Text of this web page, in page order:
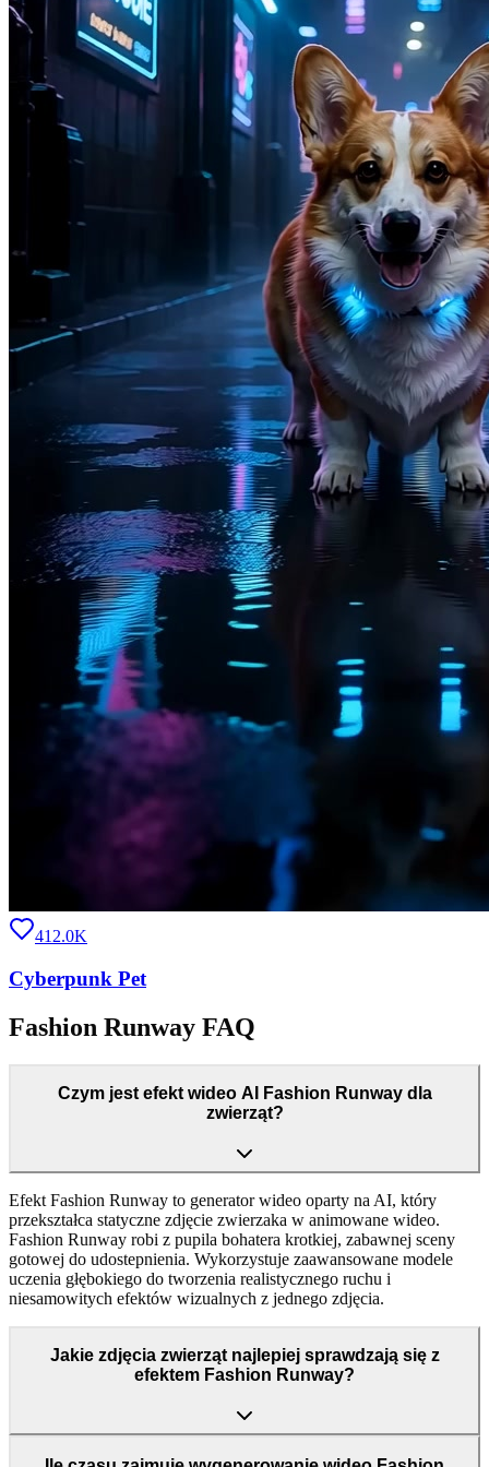
412.0K
Cyberpunk Pet
Fashion Runway FAQ
Czym jest efekt wideo AI Fashion Runway dla
zwierząt?
Efekt Fashion Runway to generator wideo oparty na AI, który
przekształca statyczne zdjęcie zwierzaka w animowane wideo.
Fashion Runway robi z pupila bohatera krotkiej, zabawnej sceny
gotowej do udostepnienia. Wykorzystuje zaawansowane modele
uczenia głębokiego do tworzenia realistycznego ruchu i
niesamowitych efektów wizualnych z jednego zdjęcia.
Jakie zdjęcia zwierząt najlepiej sprawdzają się z
efektem Fashion Runway?